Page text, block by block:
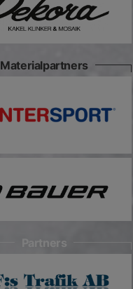
Materialpartners
Partners